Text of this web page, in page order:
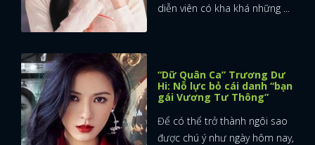
diễn viên có kha khá những ...
“Dữ Quân Ca” Trương Dư
Hi: Nỗ lực bỏ cái danh “bạn
gái Vương Tư Thông”
Để có thể trở thành ngôi sao
được chú ý như ngày hôm nay,